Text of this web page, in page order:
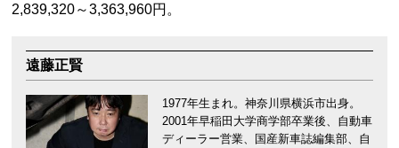
2,839,320～3,363,960円。
遠藤正賢
1977年生まれ。神奈川県横浜市出身。
2001年早稲田大学商学部卒業後、自動車
ディーラー営業、国産新車誌編集部、自